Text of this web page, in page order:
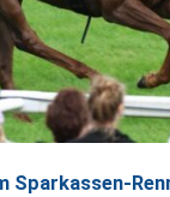
Sparkassen-